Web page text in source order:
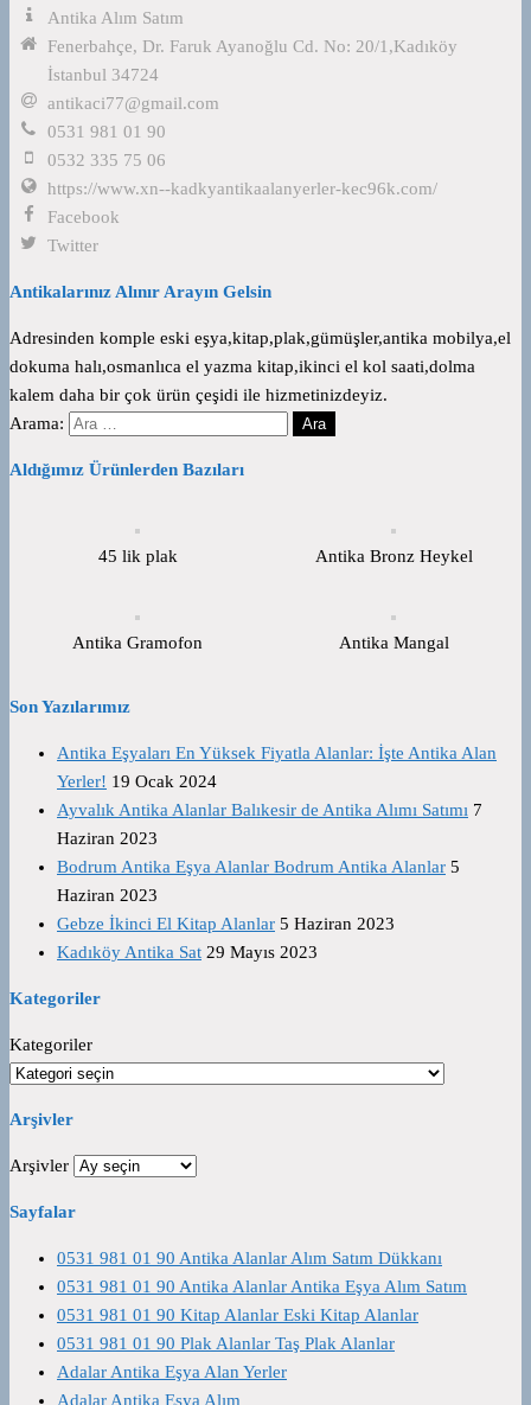
Antika Alım Satım
Fenerbahçe, Dr. Faruk Ayanoğlu Cd. No: 20/1,Kadıköy
İstanbul 34724
antikaci77@gmail.com
0531 981 01 90
0532 335 75 06
https://www.xn--kadkyantikaalanyerler-kec96k.com/
Facebook
Twitter
Antikalarınız Alınır Arayın Gelsin
Adresinden komple eski eşya,kitap,plak,gümüşler,antika mobilya,el
dokuma halı,osmanlıca el yazma kitap,ikinci el kol saati,dolma
kalem daha bir çok ürün çeşidi ile hizmetinizdeyiz.
Arama:
Aldığımız Ürünlerden Bazıları
45 lik plak Antika Bronz Heykel
Antika Gramofon Antika Mangal
Son Yazılarımız
Antika Eşyaları En Yüksek Fiyatla Alanlar: İşte Antika Alan
Yerler! 19 Ocak 2024
Ayvalık Antika Alanlar Balıkesir de Antika Alımı Satımı 7
Haziran 2023
Bodrum Antika Eşya Alanlar Bodrum Antika Alanlar 5
Haziran 2023
Gebze İkinci El Kitap Alanlar 5 Haziran 2023
Kadıköy Antika Sat 29 Mayıs 2023
Kategoriler
Kategoriler
Arşivler
Arşivler
Sayfalar
0531 981 01 90 Antika Alanlar Alım Satım Dükkanı
0531 981 01 90 Antika Alanlar Antika Eşya Alım Satım
0531 981 01 90 Kitap Alanlar Eski Kitap Alanlar
0531 981 01 90 Plak Alanlar Taş Plak Alanlar
Adalar Antika Eşya Alan Yerler
Adalar Antika Eşya Alım